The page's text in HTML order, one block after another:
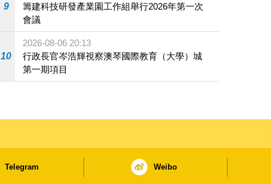
9
籌建科技研發產業園工作組舉行2026年第一次
會議
10
2026-08-06 20:13
行政長官岑浩輝視察澳琴國際教育（大學）城
第一期項目
Telegram Weibo